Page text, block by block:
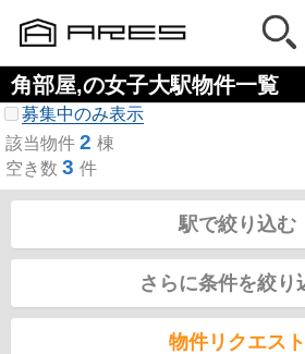
角部屋,の女子大駅物件一覧
募集中のみ表示
該当物件 2 棟
空き数 3 件
駅で絞り込む
さらに条件を絞り
物件リクエスト